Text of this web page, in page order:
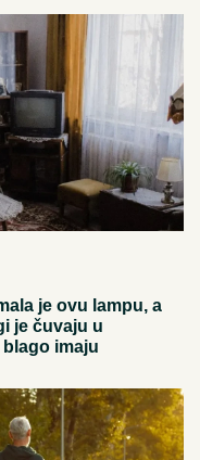
je ovu lampu, a
je čuvaju u
imaju